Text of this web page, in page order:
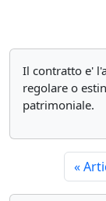
Il contratto e'
regolare o
patrimoniale.
«